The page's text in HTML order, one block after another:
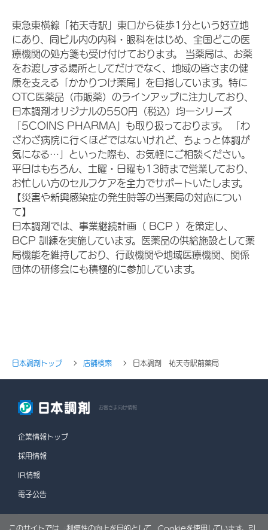
東急東横線「祐天寺駅」東口から徒歩1分という好立地
にあり、同ビル内の内科・眼科をはじめ、全国どこの医
療機関の処方箋も受け付けております。 当薬局は、お薬
をお渡しする場所としてだけでなく、地域の皆さまの健
康を支える「かかりつけ薬局」を目指しています。特に
OTC医薬品（市販薬）のラインアップに注力しており、
日本調剤オリジナルの550円（税込）均一シリーズ
「5COINS PHARMA」も取り扱っております。 「わ
ざわざ病院に行くほどではないけれど、ちょっと体調が
気になる…」といった際も、お気軽にご相談ください。
平日はもちろん、土曜・日曜も13時まで営業しており、
お忙しい方のセルフケアを全力でサポートいたします。
【災害や新興感染症の発生時等の当薬局の対応につい
て】
日本調剤では、事業継続計画（ BCP ）を策定し、
BCP 訓練を実施しています。医薬品の供給施設として薬
局機能を維持しており、行政機関や地域医療機関、関係
団体の研修会にも積極的に参加しています。
日本調剤トップ 店舗検索 日本調剤 祐天寺駅前薬局
お客さま向け情報
企業情報トップ
採用情報
IR情報
電子公告
このサイトでは、利便性の向上を目的として、Cookieを使用しています。引